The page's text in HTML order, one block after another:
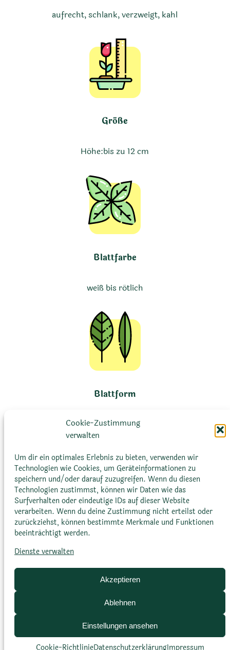
Cookie-Zustimmung
verwalten
Um dir ein optimales Erlebnis zu bieten, verwenden wir
Technologien wie Cookies, um Geräteinformationen zu
speichern und/oder darauf zuzugreifen. Wenn du diesen
Technologien zustimmst, können wir Daten wie das
Surfverhalten oder eindeutige IDs auf dieser Website
verarbeiten. Wenn du deine Zustimmung nicht erteilst oder
zurückziehst, können bestimmte Merkmale und Funktionen
beeinträchtigt werden.
Dienste verwalten
Akzeptieren
Ablehnen
Einstellungen ansehen
Cookie-RichtlinieDatenschutz­erklärungImpressum
aufrecht, schlank, verzweigt, kahl
Größe
Höhe:bis zu 12 cm
Blattfarbe
weiß bis rötlich
Blattform
lanzettlich, sitzend